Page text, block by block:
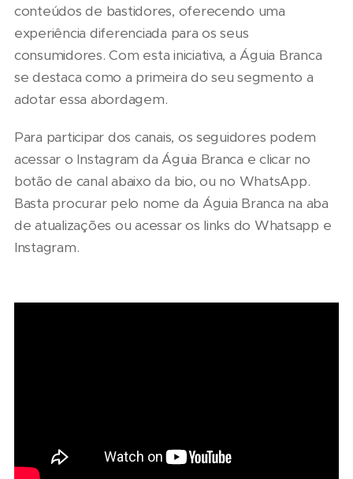
conteúdos de bastidores, oferecendo uma
experiência diferenciada para os seus
consumidores. Com esta iniciativa, a Águia Branca
se destaca como a primeira do seu segmento a
adotar essa abordagem.
Para participar dos canais, os seguidores podem
acessar o Instagram da Águia Branca e clicar no
botão de canal abaixo da bio, ou no WhatsApp.
Basta procurar pelo nome da Águia Branca na aba
de atualizações ou acessar os links do Whatsapp e
Instagram.